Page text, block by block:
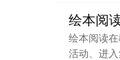
绘本阅
绘本阅读
活动、进